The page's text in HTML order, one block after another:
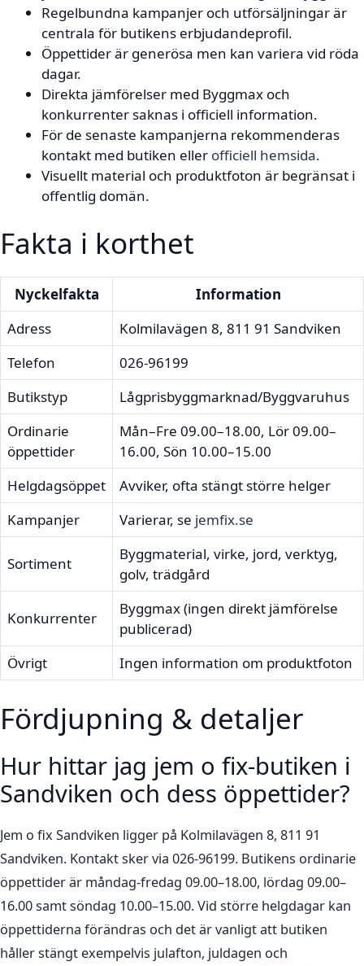
Regelbundna kampanjer och utförsäljningar är
centrala för butikens erbjudandeprofil.
Öppettider är generösa men kan variera vid röda
dagar.
Direkta jämförelser med Byggmax och
konkurrenter saknas i officiell information.
För de senaste kampanjerna rekommenderas
kontakt med butiken eller officiell hemsida.
Visuellt material och produktfoton är begränsat i
offentlig domän.
Fakta i korthet
Nyckelfakta
Information
Adress
Kolmilavägen 8, 811 91 Sandviken
Telefon
026-96199
Butikstyp
Lågprisbyggmarknad/Byggvaruhus
Ordinarie
öppettider
Mån–Fre 09.00–18.00, Lör 09.00–
16.00, Sön 10.00–15.00
Helgdagsöppet
Avviker, ofta stängt större helger
Kampanjer
Varierar, se jemfix.se
Sortiment
Byggmaterial, virke, jord, verktyg,
golv, trädgård
Konkurrenter
Byggmax (ingen direkt jämförelse
publicerad)
Övrigt
Ingen information om produktfoton
Fördjupning & detaljer
Hur hittar jag jem o fix-butiken i
Sandviken och dess öppettider?
Jem o fix Sandviken ligger på Kolmilavägen 8, 811 91
Sandviken. Kontakt sker via 026-96199. Butikens ordinarie
öppettider är måndag-fredag 09.00–18.00, lördag 09.00–
16.00 samt söndag 10.00–15.00. Vid större helgdagar kan
öppettiderna förändras och det är vanligt att butiken
håller stängt exempelvis julafton, juldagen och